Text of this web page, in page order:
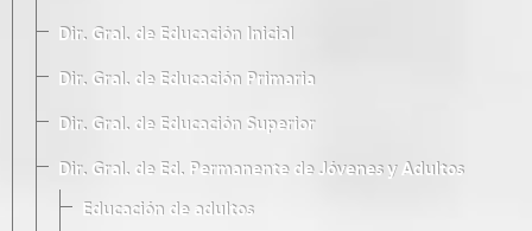
Dir. Gral. de Educación Inicial
Dir. Gral. de Educación Primaria
Dir. Gral. de Educación Superior
Dir. Gral. de Ed. Permanente de Jóvenes y Adultos
Educación de adultos